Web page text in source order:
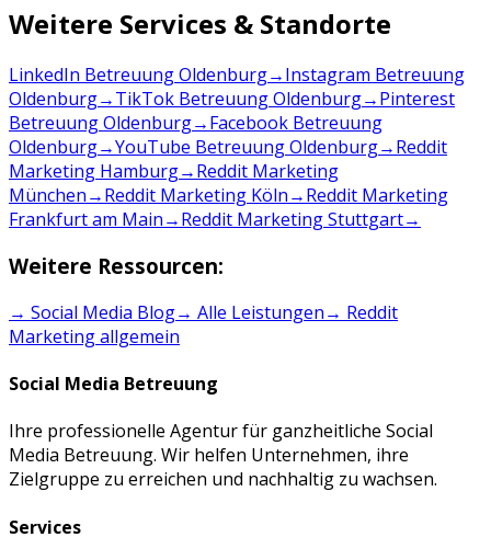
Weitere Services & Standorte
LinkedIn Betreuung Oldenburg→Instagram Betreuung
Oldenburg→TikTok Betreuung Oldenburg→Pinterest
Betreuung Oldenburg→Facebook Betreuung
Oldenburg→YouTube Betreuung Oldenburg→Reddit
Marketing Hamburg→Reddit Marketing
München→Reddit Marketing Köln→Reddit Marketing
Frankfurt am Main→Reddit Marketing Stuttgart→
Weitere Ressourcen:
→ Social Media Blog→ Alle Leistungen→ Reddit
Marketingallgemein
Social Media Betreuung
Ihre professionelle Agentur für ganzheitliche Social
Media Betreuung. Wir helfen Unternehmen, ihre
Zielgruppe zu erreichen und nachhaltig zu wachsen.
Services